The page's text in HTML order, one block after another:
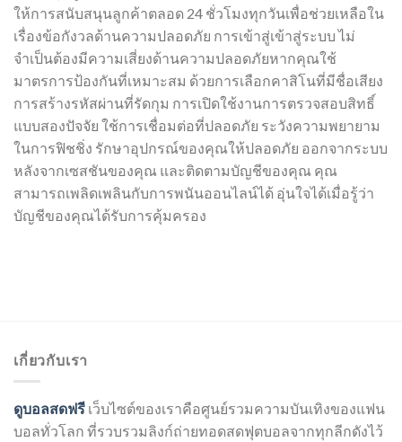
ให้การสนับสนุนลูกค้าตลอด 24 ชั่วโมงทุกวันเพื่อช่วยเหลือใน
เรื่องข้อกังวลด้านความปลอดภัย การเข้าสู่เข้าสู่ระบบ ไม่
จำเป็นต้องมีความเสี่ยงด้านความปลอดภัยหากคุณใช้
มาตรการป้องกันที่เหมาะสม ด้วยการเลือกคาสิโนที่มีชื่อเสียง
การสร้างรหัสผ่านที่รัดกุม การเปิดใช้งานการตรวจสอบสิทธิ์
แบบสองปัจจัย ใช้การเชื่อมต่อที่ปลอดภัย ระวังความพยายาม
ในการฟิชชิ่ง รักษาอุปกรณ์ของคุณให้ปลอดภัย ออกจากระบบ
หลังจากเซสชันของคุณ และติดตามบัญชีของคุณ คุณ
สามารถเพลิดเพลินกับการพนันออนไลน์ได้ อุ่นใจได้เมื่อรู้ว่า
บัญชีของคุณได้รับการคุ้มครอง
เกี่ยวกับเรา
ดูบอลสดฟรี เว็บไซต์ของเราคือศูนย์รวมความบันเทิงของแฟน
บอลทั่วโลก ที่รวบรวมลิงก์ถ่ายทอดสดฟุตบอลจากทุกลีกดังไว้